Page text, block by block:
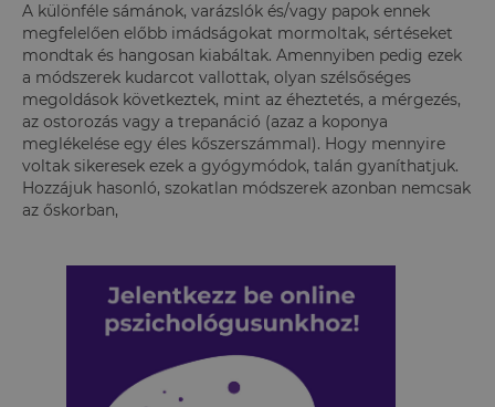
A különféle sámánok, varázslók és/vagy papok ennek
megfelelően előbb imádságokat mormoltak, sértéseket
mondtak és hangosan kiabáltak. Amennyiben pedig ezek
a módszerek kudarcot vallottak, olyan szélsőséges
megoldások következtek, mint az éheztetés, a mérgezés,
az ostorozás vagy a trepanáció (azaz a koponya
meglékelése egy éles kőszerszámmal). Hogy mennyire
voltak sikeresek ezek a gyógymódok, talán gyaníthatjuk.
Hozzájuk hasonló, szokatlan módszerek azonban nemcsak
az őskorban,